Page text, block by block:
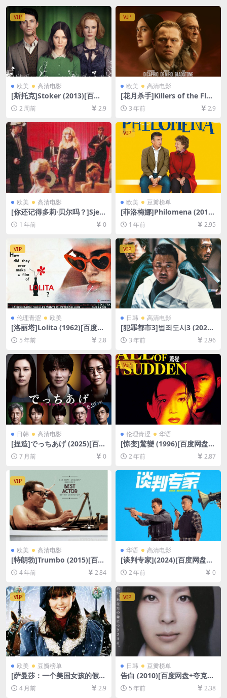
VIP
欧美 高清电影
[斯托克]Stoker (2013)[百度
网盘+夸克网盘1080P超清未
删减资源][网盘在线播放/下
载][MP4/6.6GB][中文字幕]
2 周前 2.9
VIP
欧美 高清电影
[花月杀手]Killers of the Flo
wer Moon (2023)[百度网盘
+夸克网盘1080P超清未删减
资源][网盘在线播放/下载][MP
4/15GB][中英字幕]
3 年前 2.9
欧美 高清电影
[你还记得多莉·贝尔吗？]Sjeć
aš li se Doli Bel? (1981)[百度
网盘+夸克网盘1080P超清未
载][MP4/6.9GB][中文字幕]
1 年前 0
VIP
欧美 豆瓣榜单
[菲洛梅娜]Philomena (2013)
[百度网盘+夸克网盘1080P超
清未删减资源][网盘在线播放/
1 年前 2.95
VIP
伦理青涩 欧美
[洛丽塔]Lolita (1962)[百度网
盘+迅雷云盘资源1080P超清
未删减][MP4/9.4GB][中英字
幕]
5 年前 2.8
VIP
日韩 高清电影
[犯罪都市3]범죄도시3 (2023)
[百度网盘+迅雷云盘资源1080
P超清未删减][MP4/3.6GB][韩
语中字]
3 年前 2.96
日韩 高清电影
[捏造]でっちあげ (2025)[百度
网盘+夸克网盘1080P超清未
删减资源][网盘在线播放/下
载][MP4/8.5GB][中文字幕]
7 月前 0
VIP
伦理青涩 华语
[惊变]驚變 (1996)[百度网盘
+夸克网盘1080P超清未删减
资源][网盘在线播放/下载][MP
4/6.1GB][粤语中字]
2 年前 2.87
VIP
欧美 高清电影
[特朗勃]Trumbo (2015)[百度
网盘+迅雷云盘资源1080P超
清未删减][MP4/8GB][中英字
4 年前 2.84
华语 高清电影
[谈判专家](2024)[百度网盘
+夸克网盘1080P超清未删减
资源][网盘在线播放/下载][MP
2 年前 0
VIP
欧美 豆瓣榜单
[萨曼莎：一个美国女孩的假
期]Samantha: An American
Girl Holiday (2004)[百度网盘
4 月前 2.9
VIP
日韩 豆瓣榜单
告白 (2010)[百度网盘+夸克网
盘+迅雷云盘资源未删减1080
P超清][MP4/6.4GB][中日双语
5 年前 2.38